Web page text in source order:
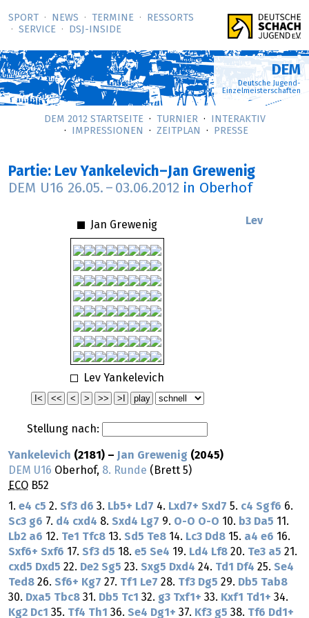
SPORT NEWS TERMINE
RESSORTS
SERVICE
DSJ-­INSIDE
DEM
Deutsche Jugend-
Einzelmeisterschaften
DEM 2012 STARTSEITE TURNIER
INTERAKTIV
IMPRESSIONEN
ZEITPLAN PRESSE
Partie: Lev Yankelevich–Jan Grewenig
DEM U16 26.05. – 03.06.2012 in Oberhof
Jan Grewenig
Lev Yankelevich
Stellung nach:
Lev
Yankelevich (2181) – Jan Grewenig (2045)
DEM U16 Oberhof, 8. Runde (Brett 5)
ECO B52
1. e4 c5 2. Sf3 d6 3. Lb5+ Ld7 4. Lxd7+ Sxd7 5. c4 Sgf6 6.
Sc3 g6 7. d4 cxd4 8. Sxd4 Lg7 9. O-O O-O 10. b3 Da5 11.
Lb2 a6 12. Te1 Tfc8 13. Sd5 Te8 14. Lc3 Dd8 15. a4 e6 16.
Sxf6+ Sxf6 17. Sf3 d5 18. e5 Se4 19. Ld4 Lf8 20. Te3 a5 21.
cxd5 Dxd5 22. De2 Sg5 23. Sxg5 Dxd4 24. Td1 Df4 25. Se4
Ted8 26. Sf6+ Kg7 27. Tf1 Le7 28. Tf3 Dg5 29. Db5 Tab8
30. Dxa5 Tbc8 31. Db5 Tc1 32. g3 Txf1+ 33. Kxf1 Td1+ 34.
Kg2 Dc1 35. Tf4 Th1 36. Se4 Dg1+ 37. Kf3 g5 38. Tf6 Dd1+